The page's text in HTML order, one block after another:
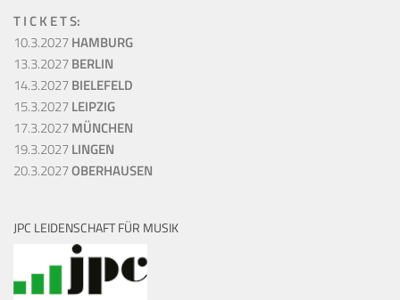
T I C K E T S:
10.3.2027HAMBURG
13.3.2027BERLIN
14.3.2027BIELEFELD
15.3.2027LEIPZIG
17.3.2027MÜNCHEN
19.3.2027LINGEN
20.3.2027OBERHAUSEN
JPC LEIDENSCHAFT FÜR MUSIK